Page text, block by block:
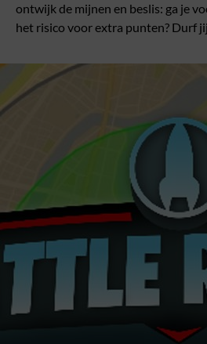
ontwijk de mijnen en beslis: ga je
het risico voor extra punten? Durf